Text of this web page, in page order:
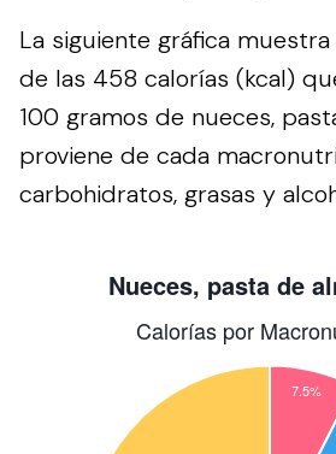
La siguiente gráfica
de las 458 calorías (kcal)
100 gramos de nueces,
proviene de cada
carbohidratos, grasas y